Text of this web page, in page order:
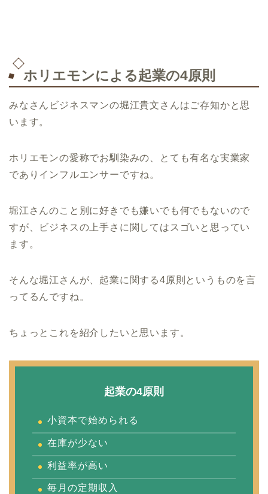
ホリエモンによる起業の4原則
みなさんビジネスマンの堀江貴文さんはご存知かと思
います。
ホリエモンの愛称でお馴染みの、とても有名な実業家
でありインフルエンサーですね。
堀江さんのこと別に好きでも嫌いでも何でもないので
すが、ビジネスの上手さに関してはスゴいと思ってい
ます。
そんな堀江さんが、起業に関する4原則というものを言
ってるんですね。
ちょっとこれを紹介したいと思います。
起業の4原則
小資本で始められる
在庫が少ない
利益率が高い
毎月の定期収入